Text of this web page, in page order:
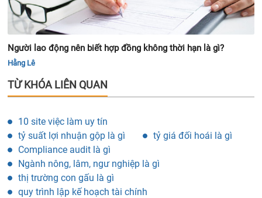
Người lao động nên biết hợp đồng không thời hạn là gì?
Hằng Lê
TỪ KHÓA LIÊN QUAN
10 site việc làm uy tín
tỷ suất lợi nhuận gộp là gì
tỷ giá đối hoái là gì
Compliance audit là gì
Ngành nông, lâm, ngư nghiệp là gì
thị trường con gấu là gì
quy trình lập kế hoạch tài chính